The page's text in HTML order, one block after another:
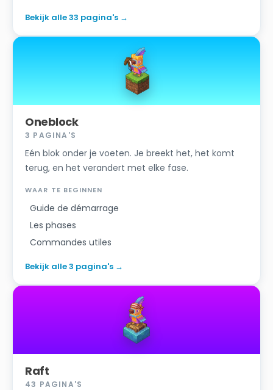
Bekijk alle 33 pagina's →
Oneblock
3 PAGINA'S
Eén blok onder je voeten. Je breekt het, het komt
terug, en het verandert met elke fase.
WAAR TE BEGINNEN
Guide de démarrage
Les phases
Commandes utiles
Bekijk alle 3 pagina's →
Raft
43 PAGINA'S